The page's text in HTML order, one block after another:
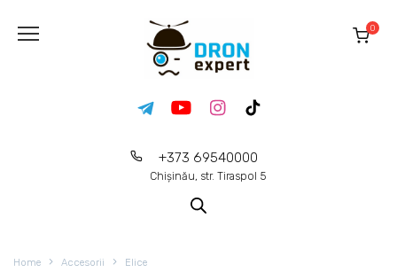
+373 69540000
Chișinău, str. Tiraspol 5
0
Home Accesorii Elice